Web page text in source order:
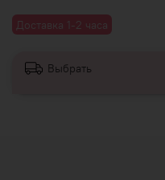
Доставка 1-2 часа
Выбрать